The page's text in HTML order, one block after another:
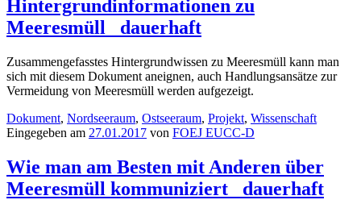
Hintergrundinformationen zu
Meeresmüll dauerhaft
Zusammengefasstes Hintergrundwissen zu Meeresmüll kann man
sich mit diesem Dokument aneignen, auch Handlungsansätze zur
Vermeidung von Meeresmüll werden aufgezeigt.
Dokument, Nordseeraum, Ostseeraum, Projekt, Wissenschaft
Eingegeben am 27.01.2017 von FOEJ EUCC-D
Wie man am Besten mit Anderen über
Meeresmüll kommuniziert dauerhaft